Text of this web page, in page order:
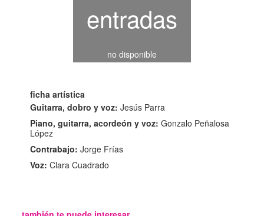
entradas
no disponible
ficha artística
Guitarra, dobro y voz: Jesús Parra
Piano, guitarra, acordeón y voz:Gonzalo Peñalosa
López
Contrabajo: Jorge Frías
Voz: Clara Cuadrado